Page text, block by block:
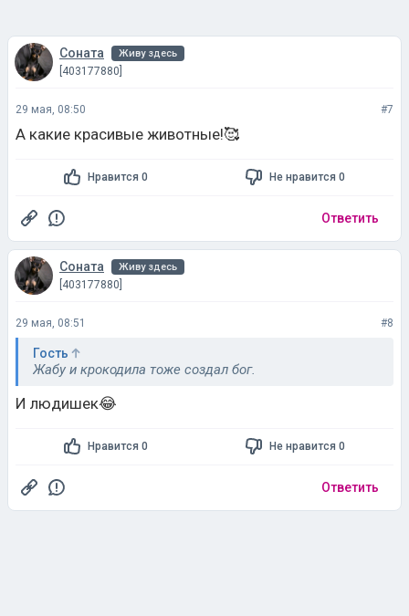
Соната Живу здесь
[403177880]
29 мая, 08:50 #7
А какие красивые животные!🥰
Нравится 0 Не нравится 0
Ответить
Соната Живу здесь
[403177880]
29 мая, 08:51 #8
Гость
Жабу и крокодила тоже создал бог.
И людишек😂
Нравится 0 Не нравится 0
Ответить